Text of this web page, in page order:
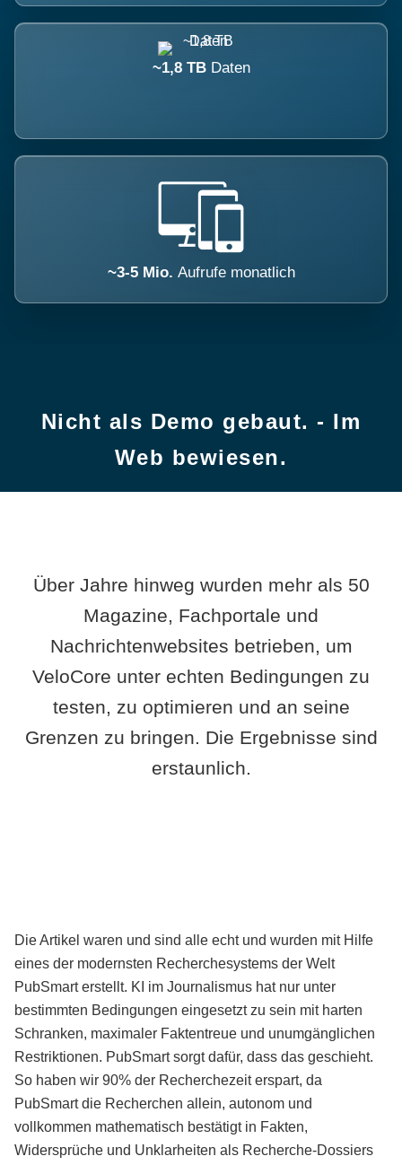
~1,8 TB Daten
~3-5 Mio. Aufrufe monatlich
Nicht als Demo gebaut. - Im
Web bewiesen.
Über Jahre hinweg wurden mehr als 50
Magazine, Fachportale und
Nachrichtenwebsites betrieben, um
VeloCore unter echten Bedingungen zu
testen, zu optimieren und an seine
Grenzen zu bringen. Die Ergebnisse sind
erstaunlich.
Die Artikel waren und sind alle echt und wurden mit Hilfe
eines der modernsten Recherchesystems der Welt
PubSmart erstellt. KI im Journalismus hat nur unter
bestimmten Bedingungen eingesetzt zu sein mit harten
Schranken, maximaler Faktentreue und unumgänglichen
Restriktionen. PubSmart sorgt dafür, dass das geschieht.
So haben wir 90% der Recherchezeit erspart, da
PubSmart die Recherchen allein, autonom und
vollkommen mathematisch bestätigt in Fakten,
Widersprüche und Unklarheiten als Recherche-Dossiers